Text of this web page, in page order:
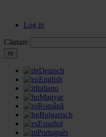
Log in
Căutare
ro
Deutsch
English
Italiano
Magyar
Română
Bulgarisch
Español
Português